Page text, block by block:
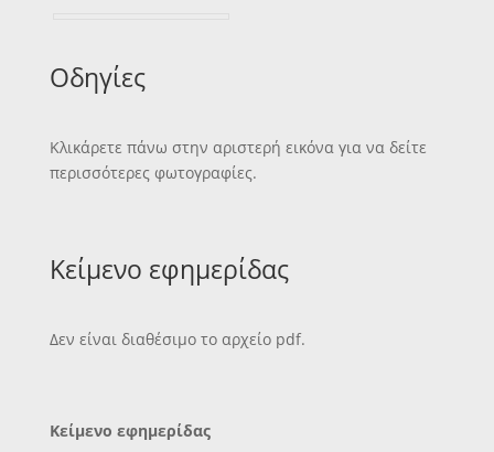
Οδηγίες
Κλικάρετε πάνω στην αριστερή εικόνα για να δείτε
περισσότερες φωτογραφίες.
Κείμενο εφημερίδας
Δεν είναι διαθέσιμο το αρχείο pdf.
Κείμενο εφημερίδας